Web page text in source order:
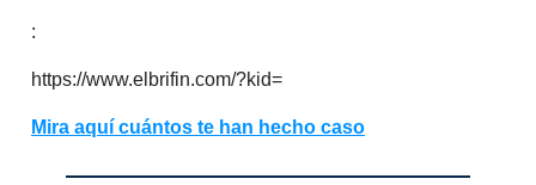
:
https://www.elbrifin.com/?kid=
Mira aquí cuántos te han hecho caso